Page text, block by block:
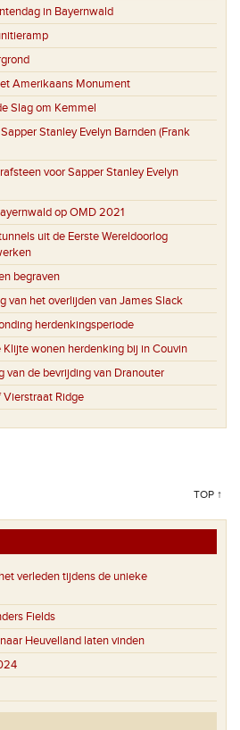
in Bayernwald
Amerikaans Monument
Slag om Kemmel
Stanley Evelyn Barnden (Frank
voor Sapper Stanley Evelyn
op OMD 2021
uit de Eerste Wereldoorlog
begraven
van het overlijden van James Slack
herdenkingsperiode
Klijte wonen herdenking bij in Couvin
van de bevrijding van Dranouter
Vierstraat Ridge
TOP ↑
verleden tijdens de unieke
Fields
Heuvelland laten vinden